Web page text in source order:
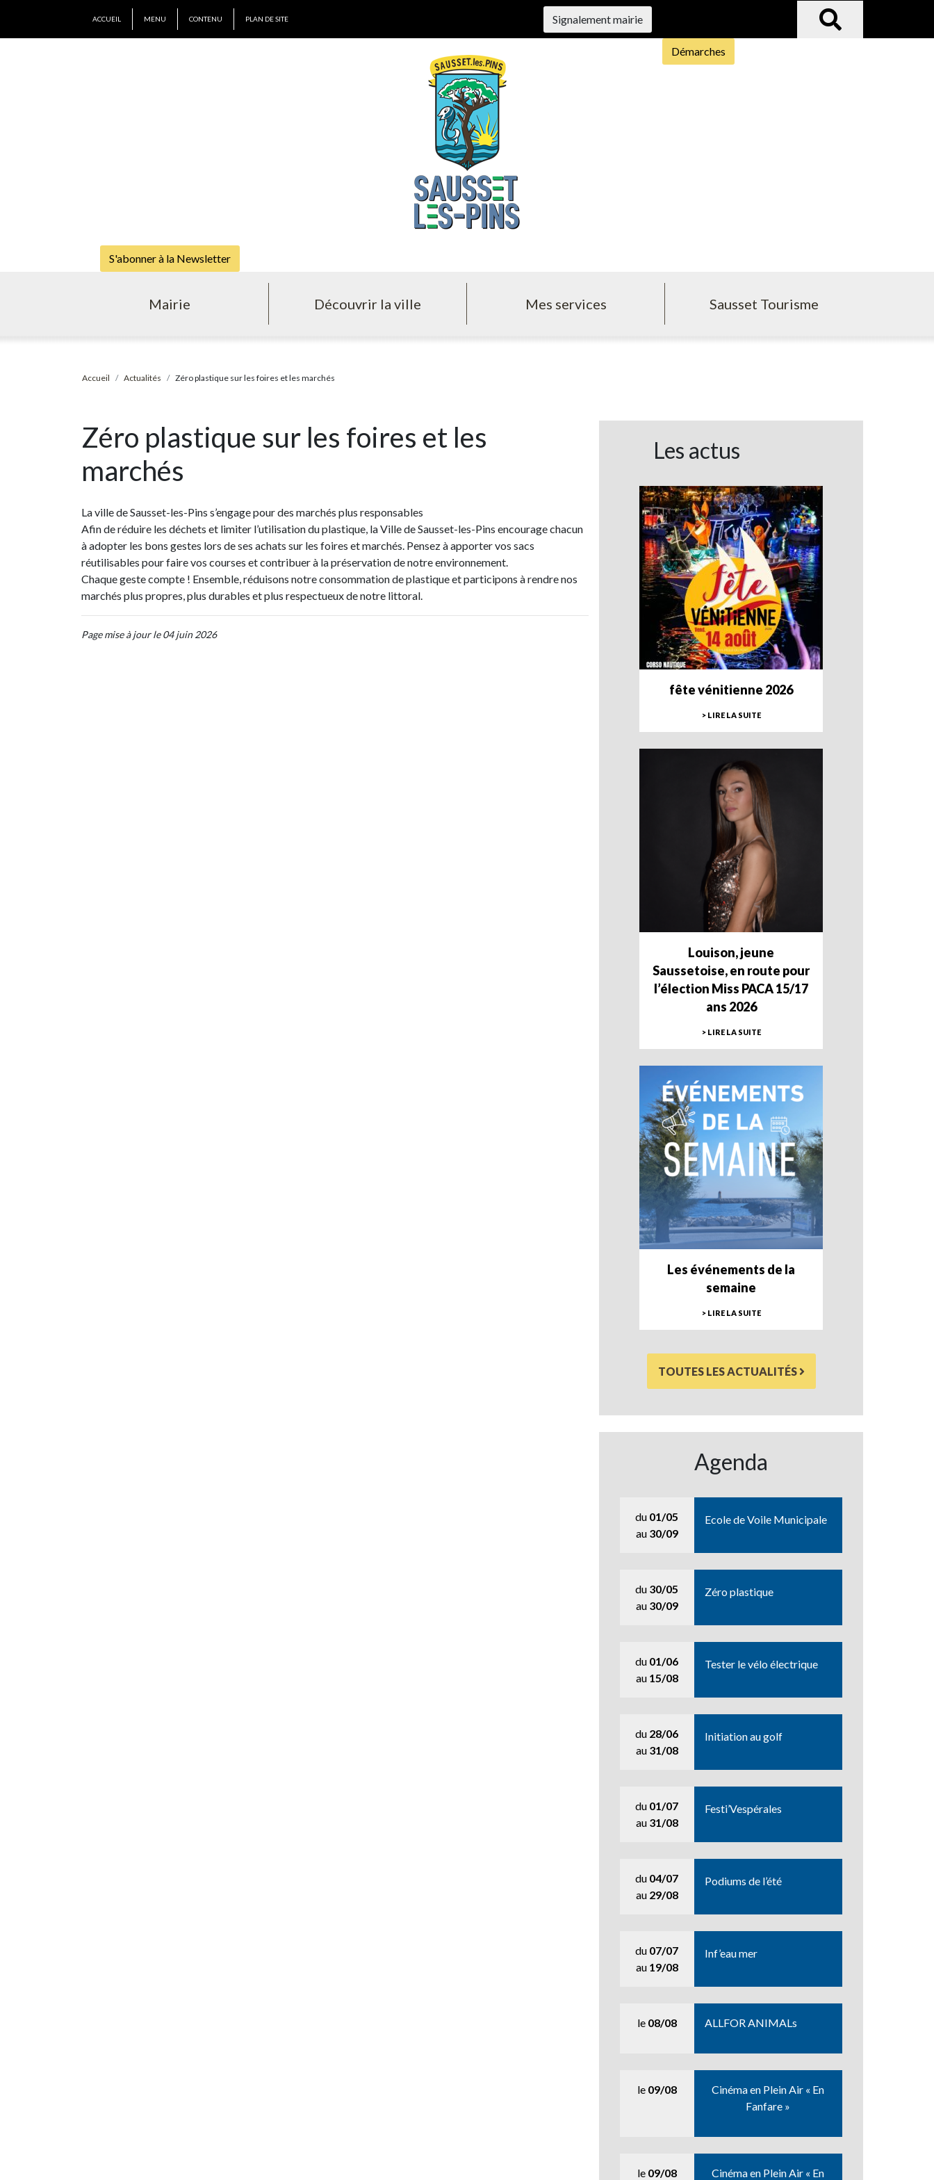
ACCUEIL MENU CONTENU PLAN DE SITE Signalement mairie
Démarches
S'abonner à la Newsletter
Mairie Découvrir la ville Mes services Sausset Tourisme
Accueil Actualités Zéro plastique sur les foires et les marchés
Zéro plastique sur les foires et les
marchés
La ville deSausset-les-Pins s’engage pour des marchés plus responsables
Afin de réduire les déchets et limiter l’utilisation du plastique, la Ville de Sausset-les-Pins encourage chacun
à adopter les bons gestes lors de ses achats sur les foires et marchés. Pensez à apporter vos sacs
réutilisables pour faire vos courses et contribuer à la préservation de notre environnement.
Chaque geste compte ! Ensemble, réduisons notre consommation de plastique et participons à rendre nos
marchés plus propres, plus durables et plus respectueux de notre littoral.
Page mise à jour le 04 juin 2026
Les actus
fête vénitienne 2026
> LIRE LA SUITE
Louison, jeune
Saussetoise, en route pour
l’élection Miss PACA 15/17
ans 2026
> LIRE LA SUITE
Les événements de la
semaine
> LIRE LA SUITE
TOUTES LES ACTUALITÉS
Agenda
du 01/05
au 30/09
Ecole de Voile Municipale
du 30/05
au 30/09
Zéro plastique
du 01/06
au 15/08
Tester le vélo électrique
du 28/06
au 31/08
Initiation au golf
du 01/07
au 31/08
Festi’Vespérales
du 04/07
au 29/08
Podiums de l’été
du 07/07
au 19/08
Inf’eau mer
le 08/08 ALLFOR ANIMALs
le 09/08
Cinéma en Plein Air « En
Fanfare »
le 09/08 Cinéma en Plein Air « En